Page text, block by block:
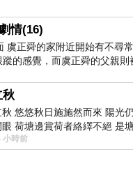
情(16)
正舜的家附近開始有不尋
的感覺，而虞正舜的父親則
秋
秋 悠悠秋日施施然而來 陽光
眼 荷塘邊賞荷者絡繹不絕 是
風中飄逸的是映日荷花別樣紅
小時前